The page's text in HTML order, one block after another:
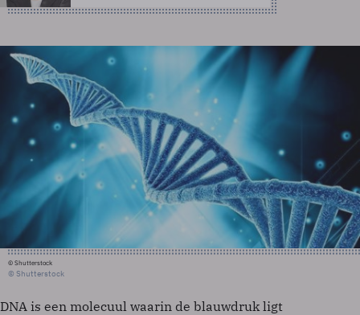
© Shutterstock
© Shutterstock
DNA is een molecuul waarin de blauwdruk ligt